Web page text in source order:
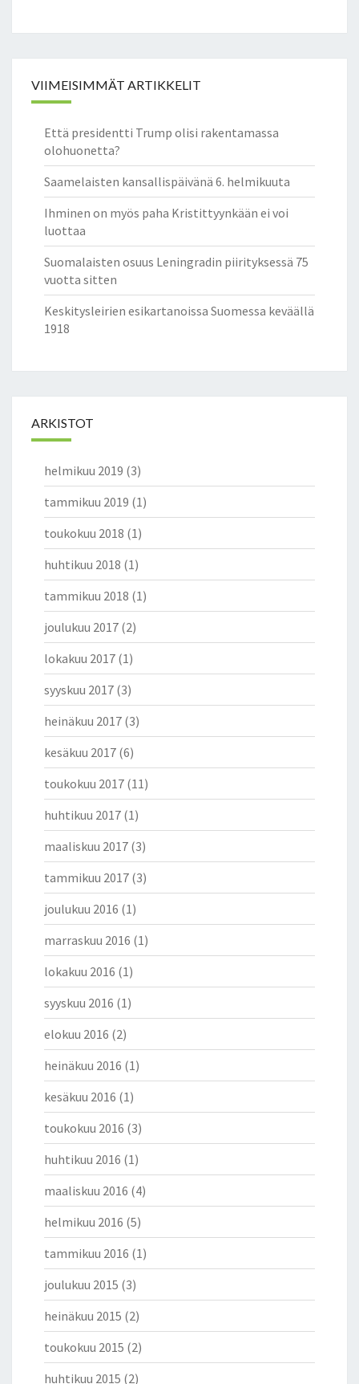
VIIMEISIMMÄT ARTIKKELIT
Että presidentti Trump olisi rakentamassa
olohuonetta?
Saamelaisten kansallispäivänä 6. helmikuuta
Ihminen on myös paha Kristittyynkään ei voi
luottaa
Suomalaisten osuus Leningradin piirityksessä 75
vuotta sitten
Keskitysleirien esikartanoissa Suomessa keväällä
1918
ARKISTOT
helmikuu 2019 (3)
tammikuu 2019 (1)
toukokuu 2018 (1)
huhtikuu 2018 (1)
tammikuu 2018 (1)
joulukuu 2017 (2)
lokakuu 2017 (1)
syyskuu 2017 (3)
heinäkuu 2017 (3)
kesäkuu 2017 (6)
toukokuu 2017 (11)
huhtikuu 2017 (1)
maaliskuu 2017 (3)
tammikuu 2017 (3)
joulukuu 2016 (1)
marraskuu 2016 (1)
lokakuu 2016 (1)
syyskuu 2016 (1)
elokuu 2016 (2)
heinäkuu 2016 (1)
kesäkuu 2016 (1)
toukokuu 2016 (3)
huhtikuu 2016 (1)
maaliskuu 2016 (4)
helmikuu 2016 (5)
tammikuu 2016 (1)
joulukuu 2015 (3)
heinäkuu 2015 (2)
toukokuu 2015 (2)
huhtikuu 2015 (2)